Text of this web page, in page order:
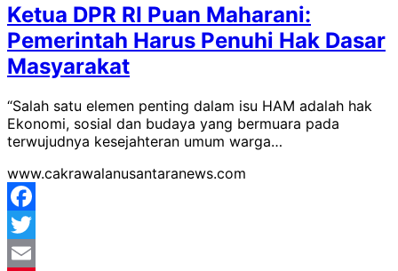
Ketua DPR RI Puan Maharani:
Pemerintah Harus Penuhi Hak Dasar
Masyarakat
“Salah satu elemen penting dalam isu HAM adalah hak
Ekonomi, sosial dan budaya yang bermuara pada
terwujudnya kesejahteran umum warga…
www.cakrawalanusantaranews.com
Facebook
Twitter